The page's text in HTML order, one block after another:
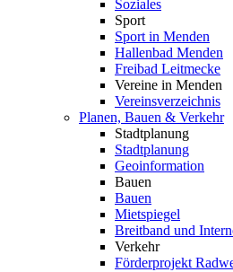
Soziales
Sport
Sport in Menden
Hallenbad Menden
Freibad Leitmecke
Vereine in Menden
Vereinsverzeichnis
Planen, Bauen & Verkehr
Stadtplanung
Stadtplanung
Geoinformation
Bauen
Bauen
Mietspiegel
Breitband und
Verkehr
Förderprojekt